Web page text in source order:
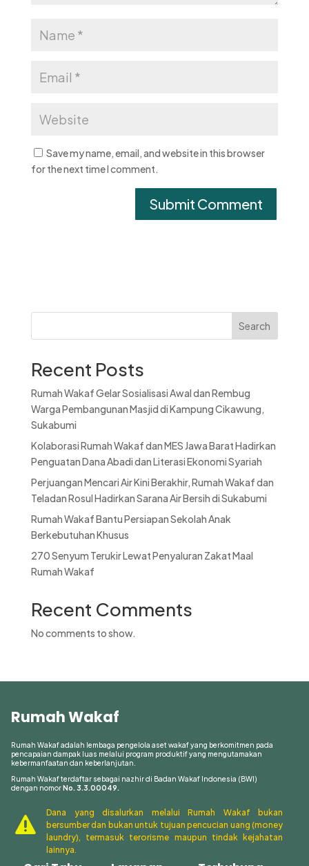
Save my name, email, and website in this browser
for the next time I comment.
Search
Recent Posts
Rumah Wakaf Gelar Sosialisasi Awal dan Rembug
Warga Pembangunan Masjid di Kampung Cikawung,
Sukabumi
Kolaborasi Rumah Wakaf dan MES Jawa Barat Hadirkan
Penguatan Dana Abadi dan Literasi Ekonomi Syariah
Perjuangan Mencari Air Kini Berakhir, Rumah Wakaf dan
Teladan Rosul Hadirkan Sarana Air Bersih di Sukabumi
Rumah Wakaf Bantu Persiapan Sekolah Anak
Berkebutuhan Khusus
270 Senyum Terukir Lewat Penyaluran Zakat Maal
Rumah Wakaf
Recent Comments
No comments to show.
Rumah Wakaf
Rumah Wakaf adalah lembaga pengelola aset wakaf yang berkomitmen pada
pencapaian dampak luas melalui program produktif yang mengutamakan
kebermanfaatan dan keberlanjutan.
Rumah Wakaf terdaftar sebagai nazhir di Badan Wakaf Indonesia (BWI)
dengan nomor No. 3.3.00049.

Dana yang disalurkan melalui Rumah Wakaf bukan
bersumber dan bukan untuk tujuan pencucian uang (money
laundry), termasuk terorisme maupun tindak kejahatan
lainnya.